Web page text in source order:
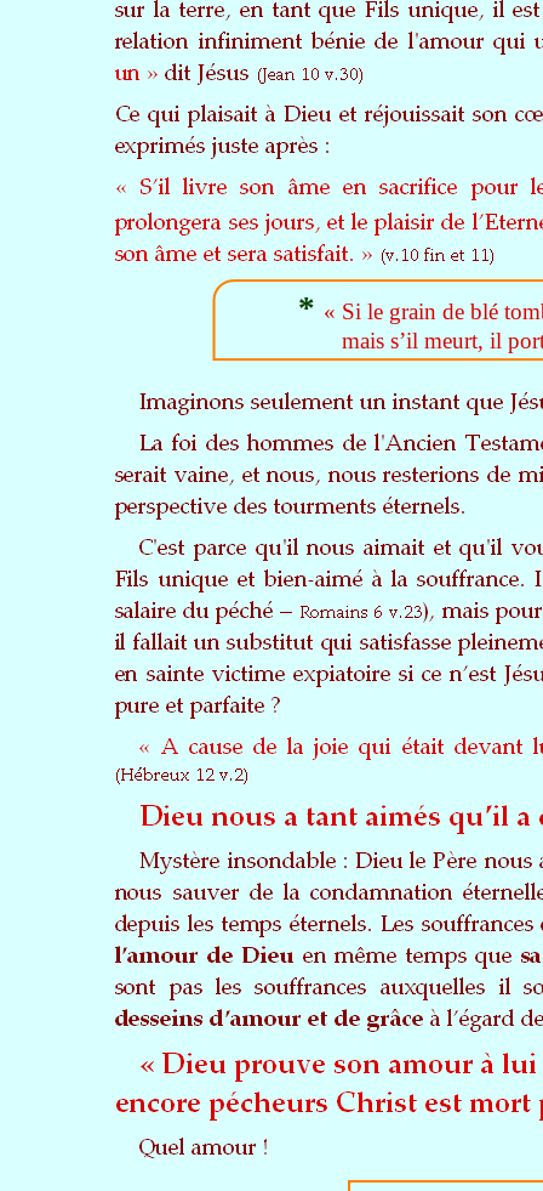
* « Si le grain de blé
mais s’il meurt, il